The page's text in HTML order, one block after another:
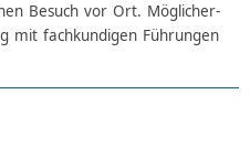
Besuch vor Ort. Mögli­cher­
mit fach­kun­di­gen Führun­gen